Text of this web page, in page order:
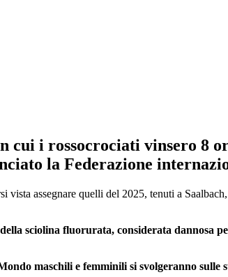
cui i rossocrociati vinsero 8
la Federazione
assegnare quelli del 2025, tenuti a
sciolina fluorurata, considerata dannosa
maschili e femminili si svolgeranno sulle